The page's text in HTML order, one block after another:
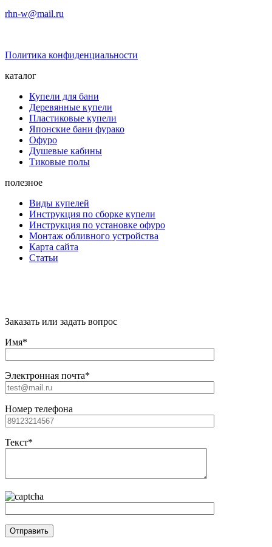
rhn-w@mail.ru
Политика конфиденциальности
каталог
Купели для бани
Деревянные купели
Пластиковые купели
Японские бани фурако
Офуро
Душевые кабины
Тиковые полы
полезное
Виды купелей
Инструкция по сборке купели
Инструкция по установке офуро
Монтаж обливного устройства
Карта сайта
Статьи
Заказать или задать вопрос
Имя*
Электронная почта*
Номер телефона
Текст*